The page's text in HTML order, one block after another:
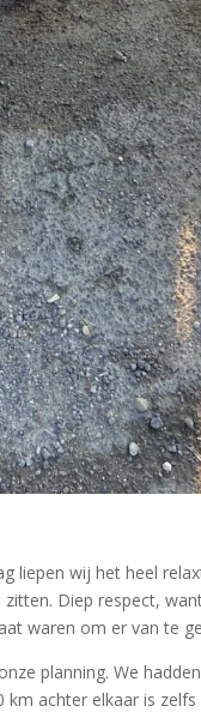
liepen wij het heel
Diep respect,
waren om er van te
planning. We
achter elkaar is